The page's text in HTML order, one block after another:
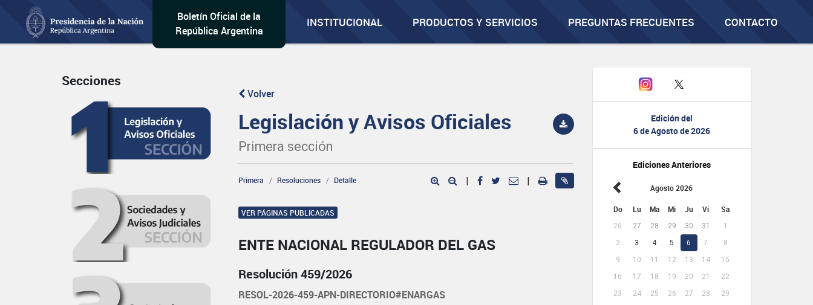
Boletín Oficial de la
República Argentina
INSTITUCIONAL PRODUCTOS Y SERVICIOS PREGUNTAS FRECUENTES CONTACTO
Edición del
6 de Agosto de 2026
Ediciones Anteriores
Agosto 2026
Do Lu Ma Mi Ju Vi Sa
26 27 28 29 30 31
1
2
3 4 5 6 7
8
9
10 11 12 13 14
15
16
17 18 19 20 21
22
23
24 25 26 27 28
29
Secciones
Volver
Legislación y Avisos Oficiales
Primera sección
Primera Resoluciones Detalle | |
VER PÁGINAS PUBLICADAS
ENTE NACIONAL REGULADOR DEL GAS
Resolución 459/2026
RESOL-2026-459-APN-DIRECTORIO#ENARGAS